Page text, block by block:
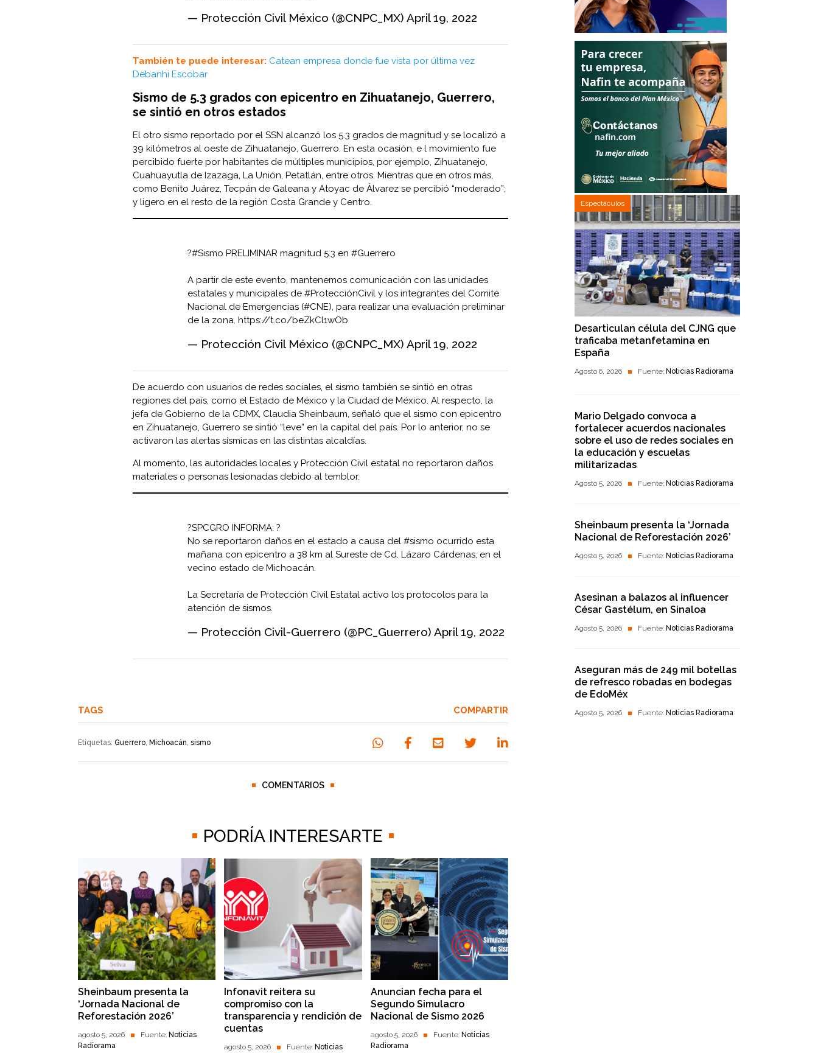
— Protección Civil México (@CNPC_MX) April 19, 2022
También te puede interesar: Catean empresa donde fue vista por última vez
Debanhi Escobar
Sismo de 5.3 grados con epicentro en Zihuatanejo, Guerrero,
se sintió en otros estados
El otro sismo reportado por el SSN alcanzó los 5.3 grados de magnitud y se localizó a
39 kilómetros al oeste de Zihuatanejo, Guerrero. En esta ocasión, e l movimiento fue
percibido fuerte por habitantes de múltiples municipios, por ejemplo, Zihuatanejo,
Cuahuayutla de Izazaga, La Unión, Petatlán, entre otros. Mientras que en otros más,
como Benito Juárez, Tecpán de Galeana y Atoyac de Álvarez se percibió “moderado”;
y ligero en el resto de la región Costa Grande y Centro.
?#Sismo PRELIMINAR magnitud 5.3 en #Guerrero
A partir de este evento, mantenemos comunicación con las unidades
estatales y municipales de #ProtecciónCivil y los integrantes del Comité
Nacional de Emergencias (#CNE), para realizar una evaluación preliminar
de la zona. https://t.co/beZkCl1wOb
— Protección Civil México (@CNPC_MX) April 19, 2022
De acuerdo con usuarios de redes sociales, el sismo también se sintió en otras
regiones del país, como el Estado de México y la Ciudad de México. Al respecto, la
jefa de Gobierno de la CDMX, Claudia Sheinbaum, señaló que el sismo con epicentro
en Zihuatanejo, Guerrero se sintió “leve” en la capital del país. Por lo anterior, no se
activaron las alertas sísmicas en las distintas alcaldías.
Al momento, las autoridades locales y Protección Civil estatal no reportaron daños
materiales o personas lesionadas debido al temblor.
?SPCGRO INFORMA: ?
No se reportaron daños en el estado a causa del #sismo ocurrido esta
mañana con epicentro a 38 km al Sureste de Cd. Lázaro Cárdenas, en el
vecino estado de Michoacán.
La Secretaría de Protección Civil Estatal activo los protocolos para la
atención de sismos.
— Protección Civil-Guerrero (@PC_Guerrero) April 19, 2022
TAGS
Etiquetas: Guerrero Michoacán sismo
COMPARTIR
COMENTARIOS
PODRÍA INTERESARTE
Sheinbaum presenta la
‘Jornada Nacional de
Reforestación 2026’
agosto 5, 2026 Fuente: Noticias
Radiorama
Infonavit reitera su
compromiso con la
transparencia y rendición de
cuentas
agosto 5, 2026 Fuente:Noticias
Anuncian fecha para el
Segundo Simulacro
Nacional de Sismo 2026
agosto 5, 2026 Fuente: Noticias
Radiorama
Espectáculos
Desarticulan célula del CJNG que
traficaba metanfetamina en
España
Agosto 6, 2026 Fuente: Noticias Radiorama
Mario Delgado convoca a
fortalecer acuerdos nacionales
sobre el uso de redes sociales en
la educación y escuelas
militarizadas
Agosto 5, 2026 Fuente: Noticias Radiorama
Sheinbaum presenta la ‘Jornada
Nacional de Reforestación 2026’
Agosto 5, 2026 Fuente: Noticias Radiorama
Asesinan a balazos al influencer
César Gastélum, en Sinaloa
Agosto 5, 2026 Fuente: Noticias Radiorama
Aseguran más de 249 mil botellas
de refresco robadas en bodegas
de EdoMéx
Agosto 5, 2026 Fuente: Noticias Radiorama